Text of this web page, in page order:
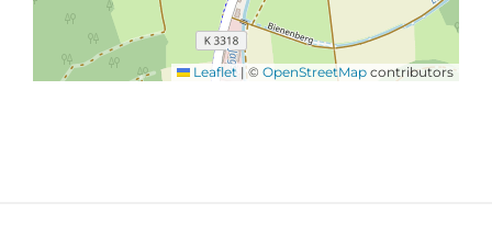
Leaflet |© OpenStreetMap contributors